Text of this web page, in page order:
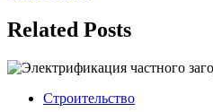
Related Posts
Строительство